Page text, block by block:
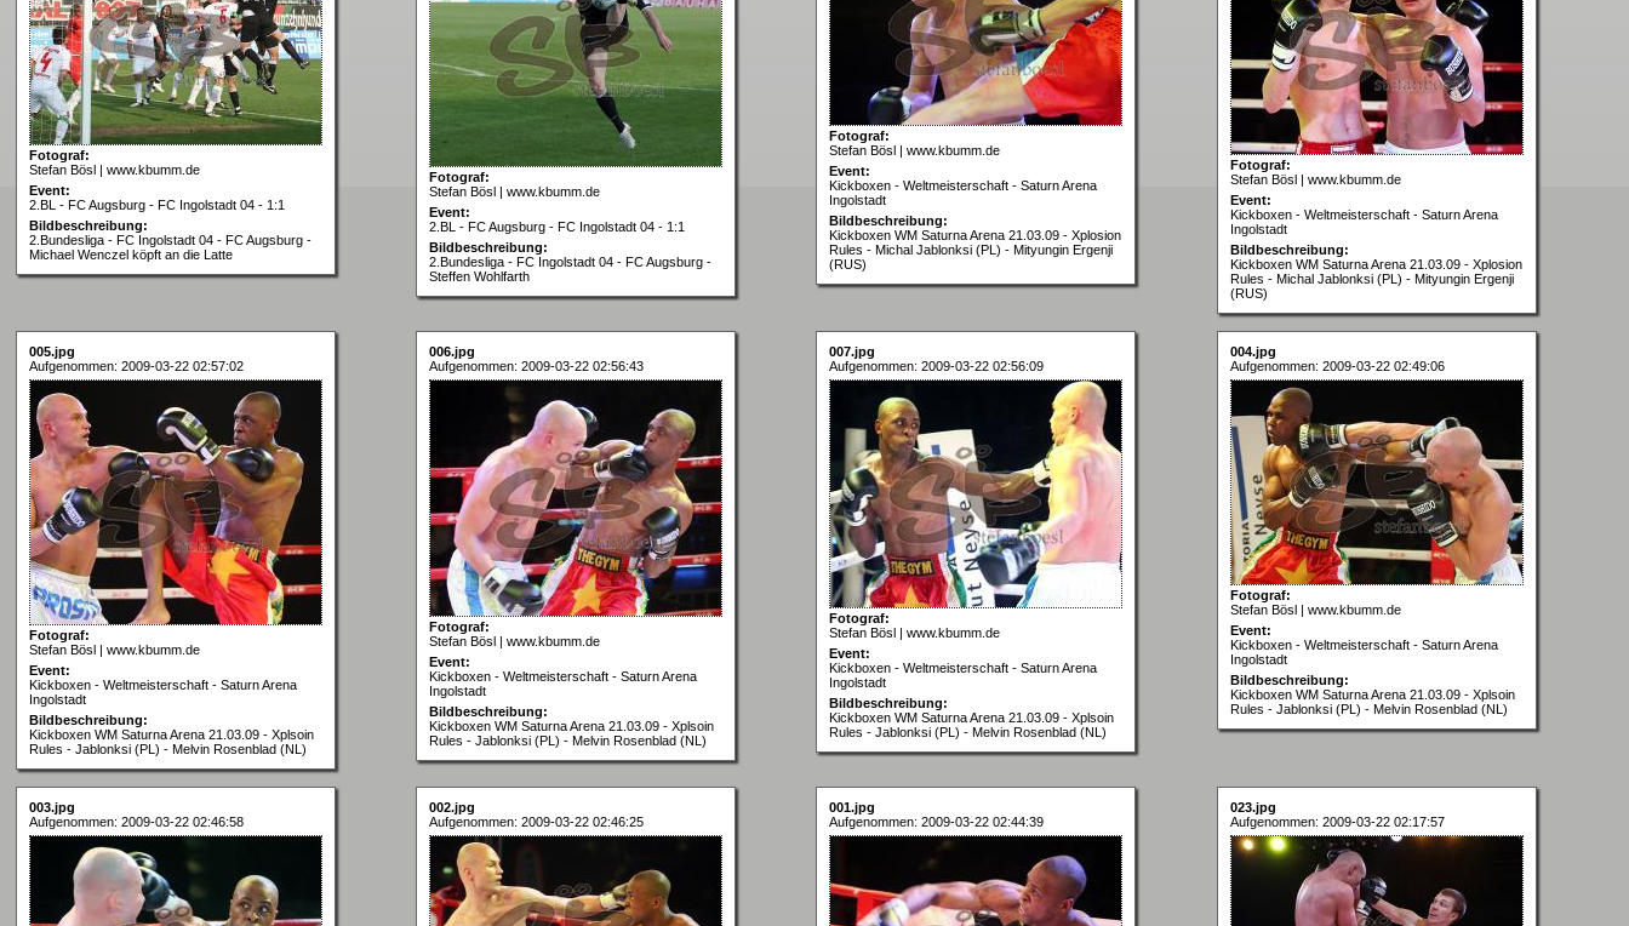
Fotograf:
Stefan Bösl | www.kbumm.de
Event:
2.BL - FC Augsburg - FC Ingolstadt 04 - 1:1
Bildbeschreibung:
2.Bundesliga - FC Ingolstadt 04 - FC Augsburg -
Michael Wenczel köpft an die Latte
Fotograf:
Stefan Bösl | www.kbumm.de
Event:
2.BL - FC Augsburg - FC Ingolstadt 04 - 1:1
Bildbeschreibung:
2.Bundesliga - FC Ingolstadt 04 - FC Augsburg -
Steffen Wohlfarth
Fotograf:
Stefan Bösl | www.kbumm.de
Event:
Kickboxen - Weltmeisterschaft - Saturn Arena
Ingolstadt
Bildbeschreibung:
Kickboxen WM Saturna Arena 21.03.09 - Xplosion
Rules - Michal Jablonksi (PL) - Mityungin Ergenji
(RUS)
Fotograf:
Stefan Bösl | www.kbumm.de
Event:
Kickboxen - Weltmeisterschaft - Saturn Arena
Ingolstadt
Bildbeschreibung:
Kickboxen WM Saturna Arena 21.03.09 - Xplosion
Rules - Michal Jablonksi (PL) - Mityungin Ergenji
(RUS)
005.jpg
Aufgenommen: 2009-03-22 02:57:02
Fotograf:
Stefan Bösl | www.kbumm.de
Event:
Kickboxen - Weltmeisterschaft - Saturn Arena
Ingolstadt
Bildbeschreibung:
Kickboxen WM Saturna Arena 21.03.09 - Xplsoin
Rules - Jablonksi (PL) - Melvin Rosenblad (NL)
006.jpg
Aufgenommen: 2009-03-22 02:56:43
Fotograf:
Stefan Bösl | www.kbumm.de
Event:
Kickboxen - Weltmeisterschaft - Saturn Arena
Ingolstadt
Bildbeschreibung:
Kickboxen WM Saturna Arena 21.03.09 - Xplsoin
Rules - Jablonksi (PL) - Melvin Rosenblad (NL)
007.jpg
Aufgenommen: 2009-03-22 02:56:09
Fotograf:
Stefan Bösl | www.kbumm.de
Event:
Kickboxen - Weltmeisterschaft - Saturn Arena
Ingolstadt
Bildbeschreibung:
Kickboxen WM Saturna Arena 21.03.09 - Xplsoin
Rules - Jablonksi (PL) - Melvin Rosenblad (NL)
004.jpg
Aufgenommen: 2009-03-22 02:49:06
Fotograf:
Stefan Bösl | www.kbumm.de
Event:
Kickboxen - Weltmeisterschaft - Saturn Arena
Ingolstadt
Bildbeschreibung:
Kickboxen WM Saturna Arena 21.03.09 - Xplsoin
Rules - Jablonksi (PL) - Melvin Rosenblad (NL)
003.jpg
Aufgenommen: 2009-03-22 02:46:58
002.jpg
Aufgenommen: 2009-03-22 02:46:25
001.jpg
Aufgenommen: 2009-03-22 02:44:39
023.jpg
Aufgenommen: 2009-03-22 02:17:57